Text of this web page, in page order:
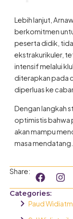
berkomitmen
peserta didik,
ekstrakurikuler,
intensif melalui
diterapkan pada
diperluas ke
optimistis bahwa
akan mampu
masa mendatang.
Share:
F
a
c
e
b
o
I
n
s
a
g
Categories:
Paud